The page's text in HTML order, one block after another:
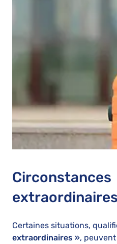
Circonstances
extraordinaires
Certaines situations,
extraordinaires »,